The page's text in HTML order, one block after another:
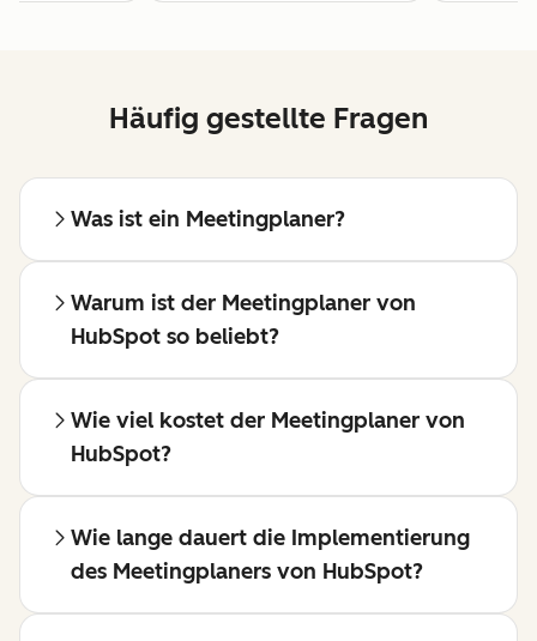
Häufig gestellte Fragen
Was ist ein Meetingplaner?
Warum ist der Meetingplaner von
HubSpot so beliebt?
Wie viel kostet der Meetingplaner von
HubSpot?
Wie lange dauert die Implementierung
des Meetingplaners von HubSpot?